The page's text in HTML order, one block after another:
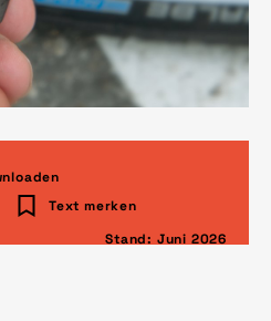
Text merken
Stand: Juni 2026